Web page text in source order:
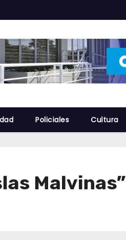
Policiales Cultura
Malvinas”